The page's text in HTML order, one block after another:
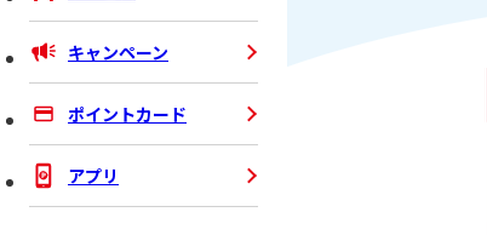
キャンペーン
ポイントカード
アプリ